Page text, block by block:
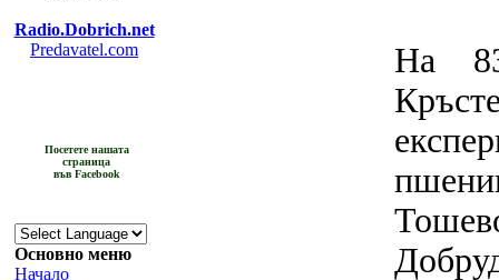
Radio.Dobrich.net
Predavatel.com
Посетете нашата
страница
във Facebook
Основно меню
Начало
На